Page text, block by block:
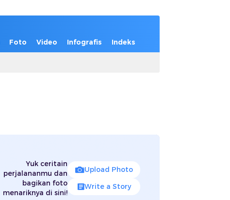
Foto Video Infografis Indeks
Yuk ceritain
perjalananmu dan
bagikan foto
menariknya di sini!
Upload Photo
Write a Story